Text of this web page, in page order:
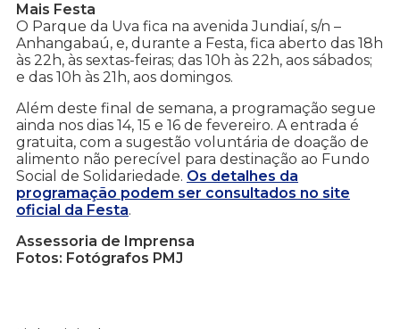
Mais Festa
O Parque da Uva fica na avenida Jundiaí, s/n –
Anhangabaú, e, durante a Festa, fica aberto das 18h
às 22h, às sextas-feiras; das 10h às 22h, aos sábados;
e das 10h às 21h, aos domingos.
Além deste final de semana, a programação segue
ainda nos dias 14, 15 e 16 de fevereiro. A entrada é
gratuita, com a sugestão voluntária de doação de
alimento não perecível para destinação ao Fundo
Social de Solidariedade. Os detalhes da
programação podem ser consultados no site
oficial da Festa.
Assessoria de Imprensa
Fotos: Fotógrafos PMJ